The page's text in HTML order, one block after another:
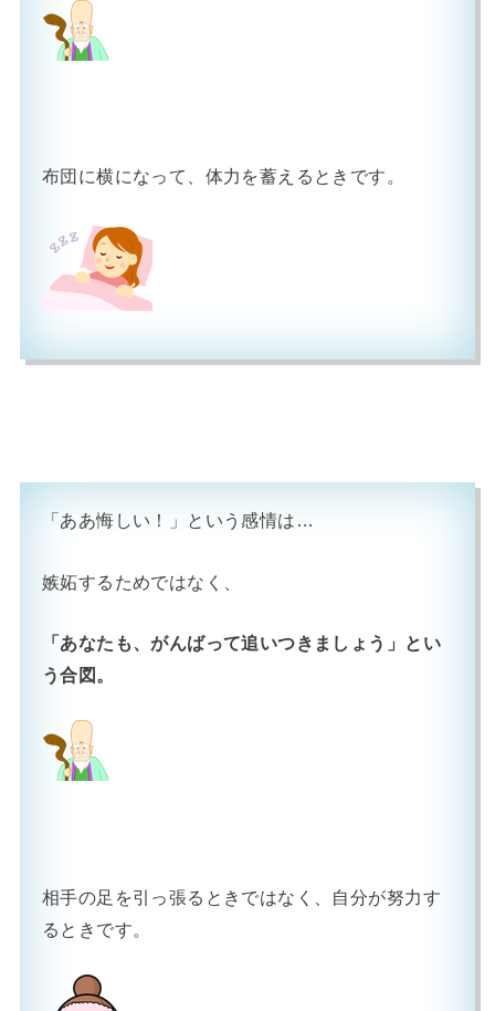
布団に横になって、体力を蓄えるときです。
「ああ悔しい！」という感情は…
嫉妬するためではなく、
「あなたも、がんばって追いつきましょう」とい
う合図。
相手の足を引っ張るときではなく、自分が努力す
るときです。